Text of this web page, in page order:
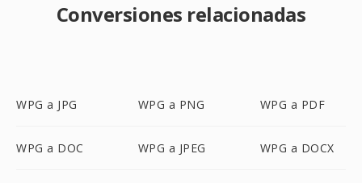
Conversiones relacionadas
WPG a JPG WPG a PNG WPG a PDF
WPG a DOC WPG a JPEG WPG a DOCX